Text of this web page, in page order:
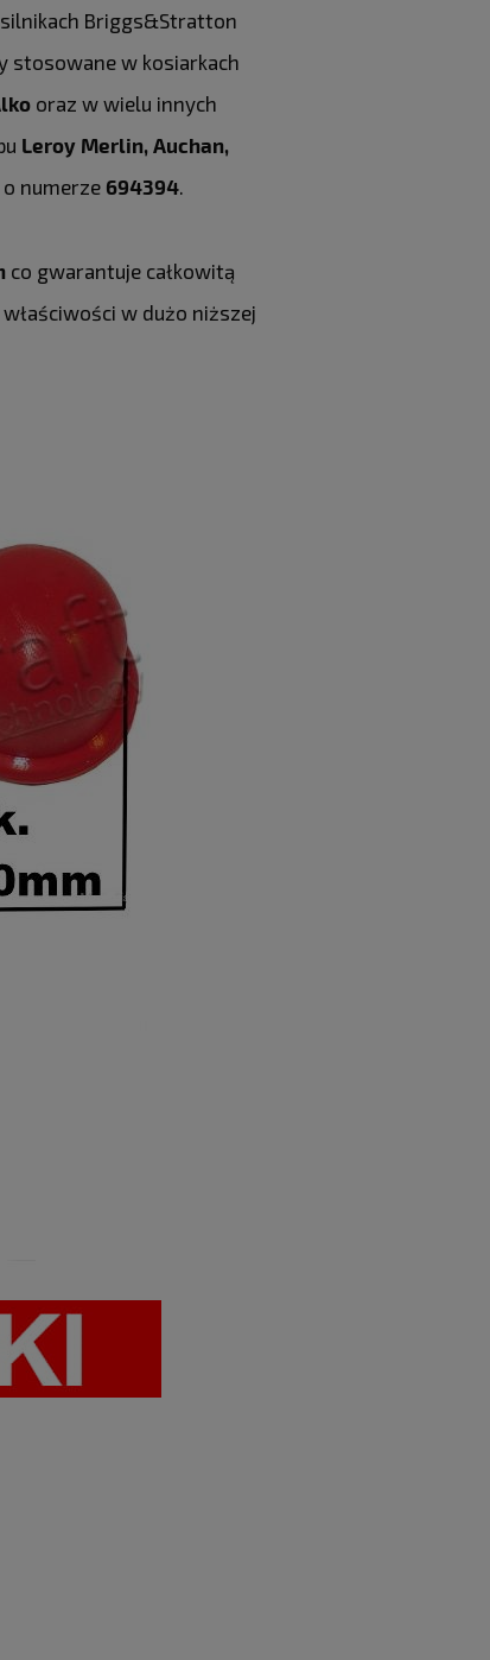
Briggs&Stratton
stosowane w kosiarkach
oraz w wielu innych
Leroy Merlin, Auchan,
o numerze 694394
co gwarantuje całkowitą
w dużo niższej